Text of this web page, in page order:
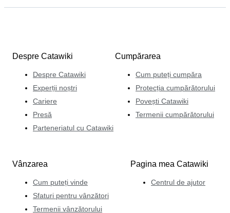
Despre Catawiki
Despre Catawiki
Experții noștri
Cariere
Presă
Parteneriatul cu Catawiki
Cumpărarea
Cum puteți cumpăra
Protecția cumpărătorului
Povești Catawiki
Termenii cumpărătorului
Vânzarea
Cum puteți vinde
Sfaturi pentru vânzători
Termenii vânzătorului
Pagina mea Catawiki
Centrul de ajutor